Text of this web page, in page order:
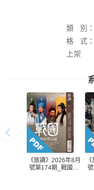
類
別：
格
式：
上架
《旅讀》2026年8月
號第174期_戰國型